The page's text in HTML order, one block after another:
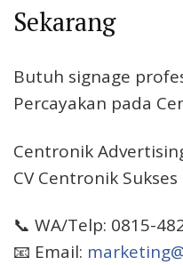
Sekarang
Butuh signage
Percayakan pada
Centronik
CV Centronik
📞 WA/Telp: 0815-
📧 Email: